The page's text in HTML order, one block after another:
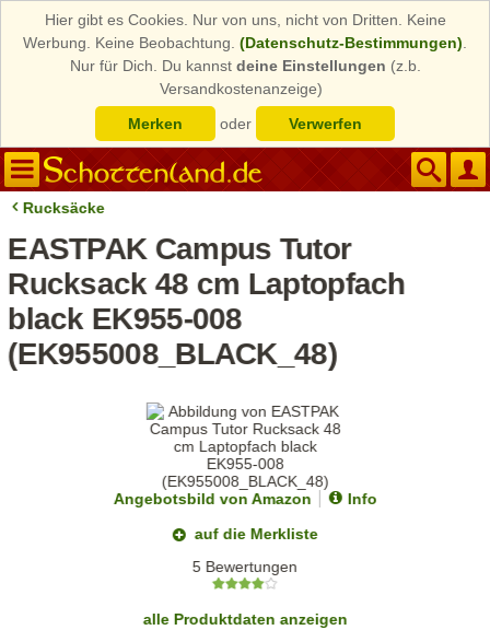
Hier gibt es Cookies. Nur von uns, nicht von Dritten. Keine
Werbung. Keine Beobachtung. (Datenschutz-Bestimmungen)
Nur für Dich. Du kannst deine Einstellungen (z.b.
Versandkostenanzeige)
Merken
oder Verwerfen
Rucksäcke
EASTPAK Campus Tutor
Rucksack 48 cm Laptopfach
black EK955-008
(EK955008_BLACK_48)
Angebotsbild von Amazon
Info
auf die Merkliste
5 Bewertungen
alle Produktdaten anzeigen